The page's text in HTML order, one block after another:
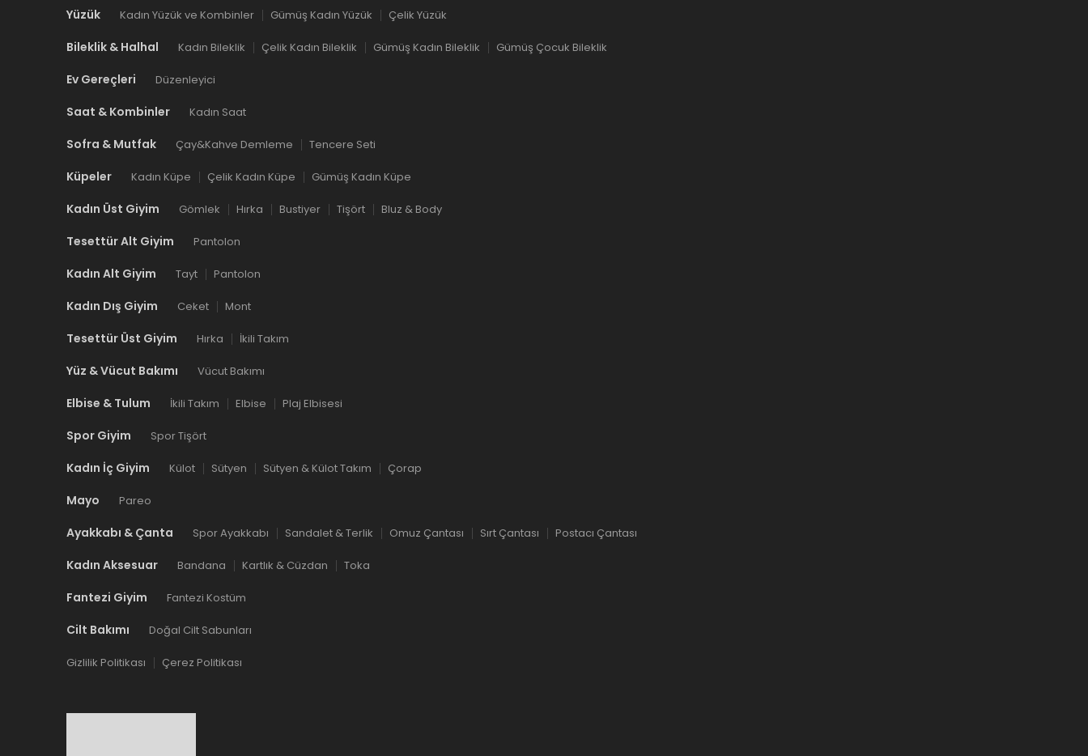
Yüzük Kadın Yüzük ve Kombinler Gümüş Kadın Yüzük Çelik Yüzük
Bileklik & Halhal Kadın Bileklik Çelik Kadın Bileklik Gümüş Kadın Bileklik Gümüş Çocuk Bileklik
Ev Gereçleri Düzenleyici
Saat & Kombinler Kadın Saat
Sofra & Mutfak Çay&Kahve Demleme Tencere Seti
Küpeler Kadın Küpe Çelik Kadın Küpe Gümüş Kadın Küpe
Kadın Üst Giyim Gömlek Hırka Bustiyer Tişört Bluz & Body
Tesettür Alt Giyim Pantolon
Kadın Alt Giyim Tayt Pantolon
Kadın Dış Giyim Ceket Mont
Tesettür Üst Giyim Hırka İkili Takım
Yüz & Vücut Bakımı Vücut Bakımı
Elbise & Tulum İkili Takım Elbise Plaj Elbisesi
Spor Giyim Spor Tişört
Kadın İç Giyim Külot Sütyen Sütyen & Külot Takım Çorap
Mayo Pareo
Ayakkabı & Çanta Spor Ayakkabı Sandalet & Terlik Omuz Çantası Sırt Çantası Postacı Çantası
Kadın Aksesuar Bandana Kartlık & Cüzdan Toka
Fantezi Giyim Fantezi Kostüm
Cilt Bakımı Doğal Cilt Sabunları
Gizlilik Politikası Çerez Politikası